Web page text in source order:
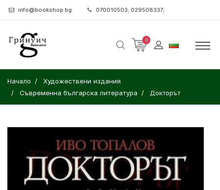
info@bookshop.bg 070010503; 029508337;
0
Начало
Художествени издания
Съвременна българска литература
Докторът